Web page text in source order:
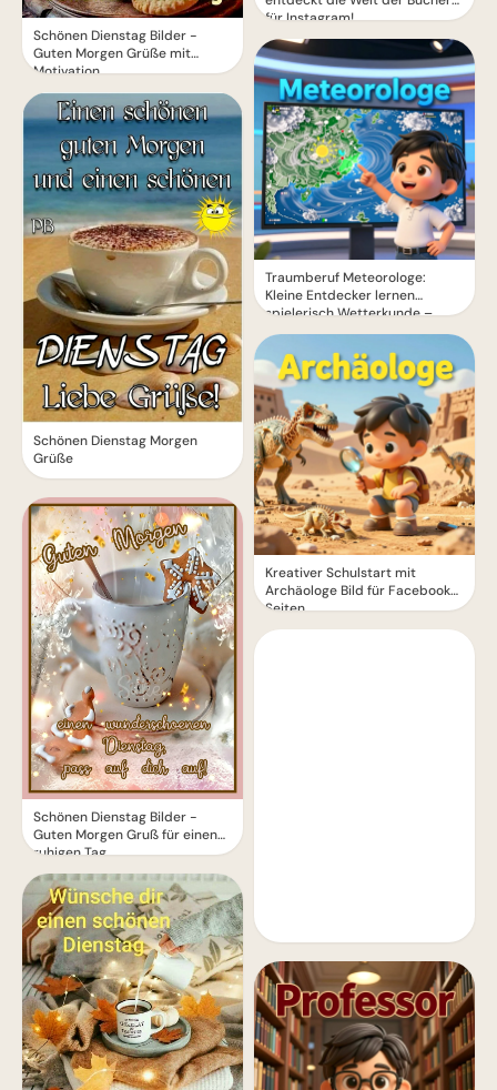
Schönen Dienstag Bilder -
Guten Morgen Grüße mit
Motivation
Schönen Dienstag Morgen
Grüße
Schönen Dienstag Bilder -
Guten Morgen Gruß für einen
ruhigen Tag
für Instagram!
Traumberuf Meteorologe:
Kleine Entdecker lernen
spielerisch Wetterkunde –
perfekt für Instagram.
Kreativer Schulstart mit
Archäologe Bild für Facebook
Seiten